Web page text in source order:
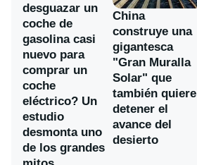
desguazar un
coche de
gasolina casi
nuevo para
comprar un
coche
eléctrico? Un
estudio
desmonta uno
de los grandes
China
construye una
gigantesca
"Gran Muralla
Solar" que
también quiere
detener el
avance del
desierto